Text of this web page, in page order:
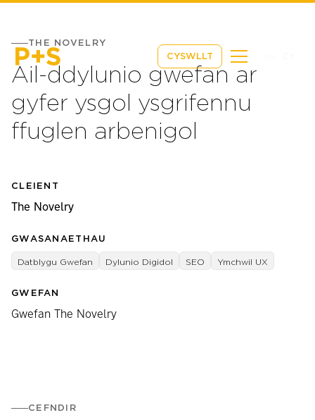
CYSWLLT
THE NOVELRY
Ail-ddylunio gwefan ar
gyfer ysgol ysgrifennu
ffuglen arbenigol
CLEIENT
The Novelry
GWASANAETHAU
Datblygu Gwefan Dylunio Digidol SEO Ymchwil UX
GWEFAN
Gwefan The Novelry
CEFNDIR